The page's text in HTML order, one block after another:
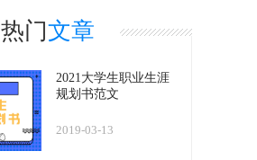
热门文章
2021大学生职业生涯
规划书范文
2019-03-13